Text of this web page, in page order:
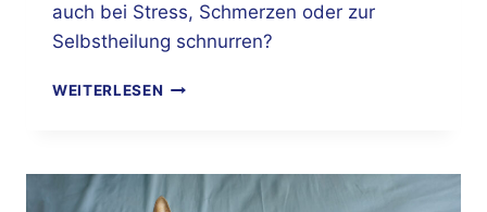
auch bei Stress, Schmerzen oder zur
Selbstheilung schnurren?
WEITERLESENDAS
–
EIN